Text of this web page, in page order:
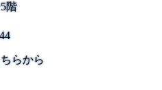
階
らから